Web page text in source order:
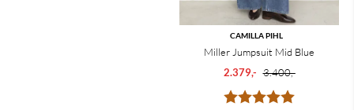
Karakter:
CAMILLA PIHL
Miller Jumpsuit Mid Blue
2.379,- 3.400,-